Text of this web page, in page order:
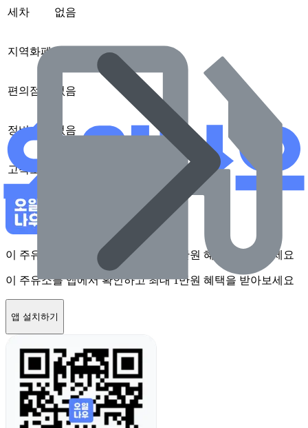
세차 없음
지역화폐
편의점 없음
정비 없음
고속도로
이 주유소를 앱에서 확인하고 최대 1만원 혜택을 받아보세요
이 주유소를 앱에서 확인하고 최대 1만원 혜택을 받아보세요
앱 설치하기